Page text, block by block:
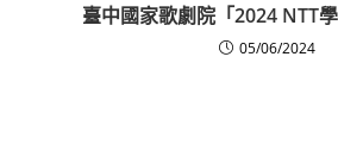
臺中國家歌劇院「2024 NTT
05/06/2024